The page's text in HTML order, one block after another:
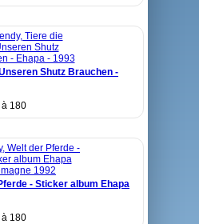
Shutz Brauchen -
à 180
- Sticker album Ehapa
à 180